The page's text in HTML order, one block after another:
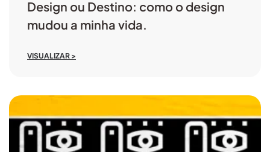
Design ou Destino: como o design
mudou a minha vida.
VISUALIZAR >